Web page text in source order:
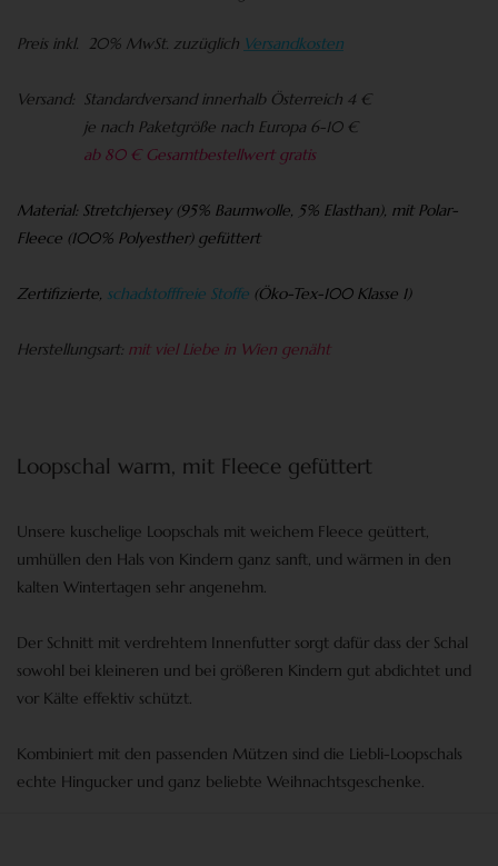
Preis inkl. 20% MwSt. zuzüglich Versandkosten
Versand: Standardversand innerhalb Österreich 4 €
je nach Paketgröße nach Europa 6-10 €
ab 80 € Gesamtbestellwert gratis
Material: Stretchjersey (95% Baumwolle, 5% Elasthan), mit Polar-
Fleece (100% Polyesther) gefüttert
Zertifizierte, schadstofffreie Stoffe (Öko-Tex-100 Klasse 1)
Herstellungsart: mit viel Liebe in Wien genäht
Loopschal warm, mit Fleece gefüttert
Unsere kuschelige Loopschals mit weichem Fleece geüttert,
umhüllen den Hals von Kindern ganz sanft, und wärmen in den
kalten Wintertagen sehr angenehm.
Der Schnitt mit verdrehtem Innenfutter sorgt dafür dass der Schal
sowohl bei kleineren und bei größeren Kindern gut abdichtet und
vor Kälte effektiv schützt.
Kombiniert mit den passenden Mützen sind die Liebli-Loopschals
echte Hingucker und ganz beliebte Weihnachtsgeschenke.